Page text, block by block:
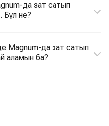
да зат сатып
Бұл не?
Magnum-да зат сатып
аламын ба?